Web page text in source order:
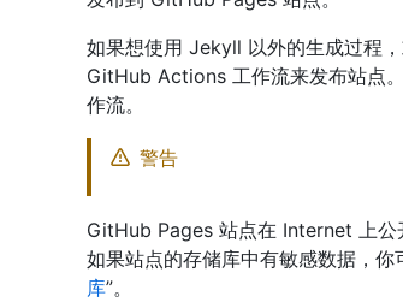
如果想使用 Jekyll 以外的生成过程
GitHub Actions 工作流来发布站点
作流。
警告
GitHub Pages 站点在 Internet 上公
如果站点的存储库中有敏感数据，
库”。